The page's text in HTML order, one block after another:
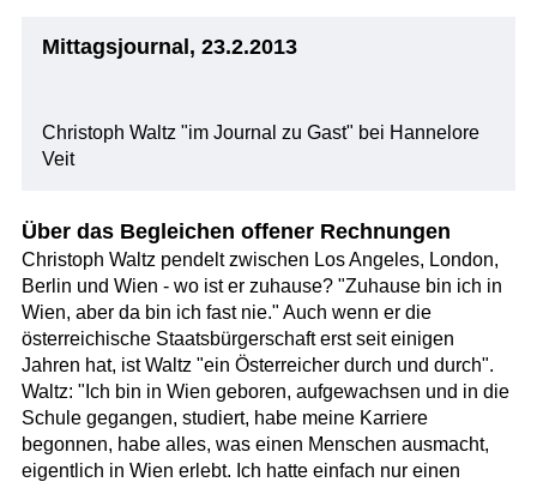
Mittagsjournal, 23.2.2013
Christoph Waltz "im Journal zu Gast" bei Hannelore
Veit
Über das Begleichen offener Rechnungen
Christoph Waltz pendelt zwischen Los Angeles, London,
Berlin und Wien - wo ist er zuhause? "Zuhause bin ich in
Wien, aber da bin ich fast nie." Auch wenn er die
österreichische Staatsbürgerschaft erst seit einigen
Jahren hat, ist Waltz "ein Österreicher durch und durch".
Waltz: "Ich bin in Wien geboren, aufgewachsen und in die
Schule gegangen, studiert, habe meine Karriere
begonnen, habe alles, was einen Menschen ausmacht,
eigentlich in Wien erlebt. Ich hatte einfach nur einen